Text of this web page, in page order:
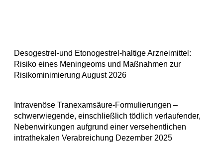
Desogestrel-und Etonogestrel-haltige Arzneimittel:
Risiko eines Meningeoms und Maßnahmen zur
Risikominimierung August 2026
Intravenöse Tranexamsäure-Formulierungen –
schwerwiegende, einschließlich tödlich verlaufender,
Nebenwirkungen aufgrund einer versehentlichen
intrathekalen Verabreichung Dezember 2025